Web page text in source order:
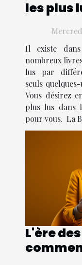
les plus
Il existe
nombreux
lus par
seuls
Vous désirez
plus lus dans
pour vous. La
L'ère